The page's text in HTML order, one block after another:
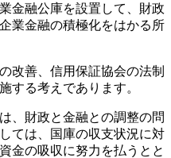
金融公庫を設置して、財政
業金融の積極化をはかる所
改善、信用保証協会の法制
する考えであります。
、財政と金融との調整の問
ては、国庫の収支状況に対
金の吸収に努力を払うとと